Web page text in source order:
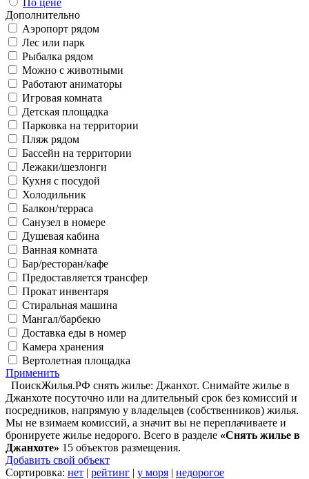
Дополнительно
Аэропорт рядом
Лес или парк
Рыбалка рядом
Можно с животными
Работают аниматоры
Игровая комната
Детская площадка
Парковка на территории
Пляж рядом
Бассейн на территории
Лежаки/шезлонги
Кухня с посудой
Холодильник
Балкон/терраса
Санузел в номере
Душевая кабина
Ванная комната
Бар/ресторан/кафе
Предоставляется трансфер
Прокат инвентаря
Стиральная машина
Мангал/барбекю
Доставка еды в номер
Камера хранения
Вертолетная площадка
Применить
ПоискЖилья.РФ снять жилье: Джанхот. Снимайте жилье в
Джанхоте посуточно или на длительный срок без комиссий и
посредников, напрямую у владельцев (собственников) жилья.
Мы не взимаем комиссий, а значит вы не переплачиваете и
бронируете жилье недорого. Всего в разделе «Снять жилье в
Джанхоте» 15 объектов размещения.
Добавить свой объект
Сортировка: нет | рейтинг | у моря | недорогое